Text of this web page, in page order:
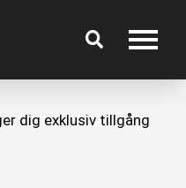
dig exklusiv tillgång